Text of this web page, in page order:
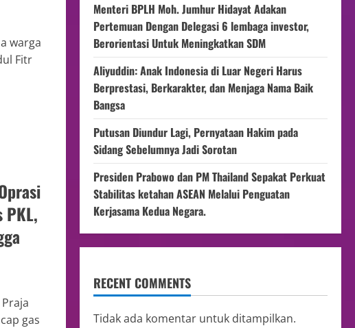
warga
Fitr
PKL,
gas
Menteri BPLH Moh. Jumhur Hidayat Adakan
Pertemuan Dengan Delegasi 6 lembaga investor,
Berorientasi Untuk Meningkatkan SDM
Aliyuddin: Anak Indonesia di Luar Negeri Harus
Berprestasi, Berkarakter, dan Menjaga Nama Baik
Bangsa
Putusan Diundur Lagi, Pernyataan Hakim pada
Sidang Sebelumnya Jadi Sorotan
Presiden Prabowo dan PM Thailand Sepakat Perkuat
Stabilitas ketahan ASEAN Melalui Penguatan
Kerjasama Kedua Negara.
RECENT COMMENTS
Tidak ada komentar untuk ditampilkan.